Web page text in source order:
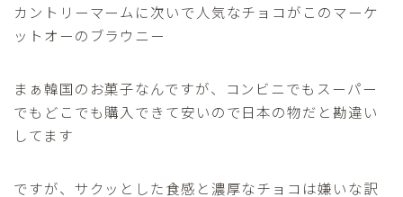
カントリーマームに次いで人気なチョコがこのマーケ
ットオーのブラウニー
まぁ韓国のお菓子なんですが、コンビニでもスーパー
でもどこでも購入できて安いので日本の物だと勘違い
してます
ですが、サクッとした食感と濃厚なチョコは嫌いな訳